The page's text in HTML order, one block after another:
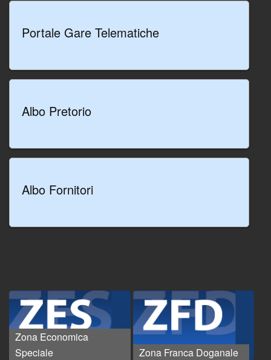
Portale Gare Telematiche
Albo Pretorio
Albo Fornitori
Zona Economica
Speciale
Zona Franca Doganale